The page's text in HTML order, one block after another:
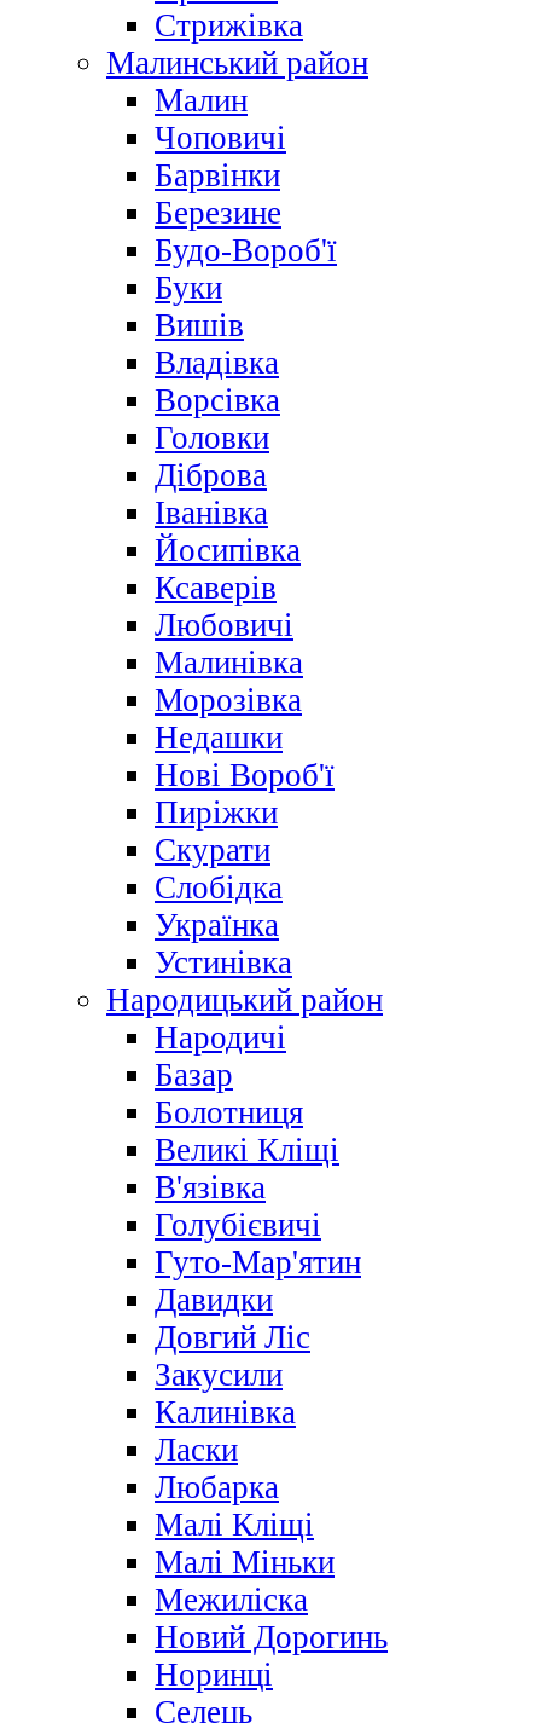
Стрижівка
Малинський район
Малин
Чоповичі
Барвінки
Березине
Будо-Вороб'ї
Буки
Вишів
Владівка
Ворсівка
Головки
Діброва
Іванівка
Йосипівка
Ксаверів
Любовичі
Малинівка
Морозівка
Недашки
Нові Вороб'ї
Пиріжки
Скурати
Слобідка
Українка
Устинівка
Народицький район
Народичі
Базар
Болотниця
Великі Кліщі
В'язівка
Голубієвичі
Гуто-Мар'ятин
Давидки
Довгий Ліс
Закусили
Калинівка
Ласки
Любарка
Малі Кліщі
Малі Міньки
Межиліска
Новий Дорогинь
Норинці
Селець